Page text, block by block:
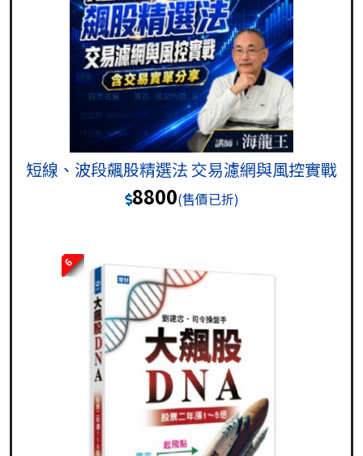
短線、波段飆股精選法 交易濾網與風控實戰
8800(售價已折)
6